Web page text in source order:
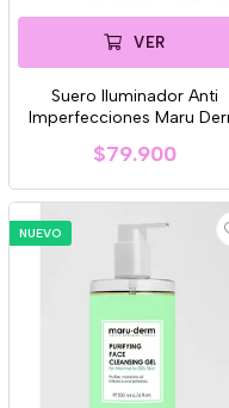
VER
Suero Iluminador Anti
Imperfecciones Maru
$79.900
NUEVO